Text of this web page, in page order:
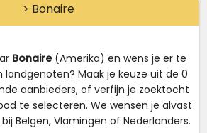
> Bonaire
Bonaire(Amerika) en wens je er te
Maak je keuze uit de 0
aanbieders, of verfijn je zoektocht
te selecteren. We wensen je alvast
Belgen, Vlamingen of Nederlanders.